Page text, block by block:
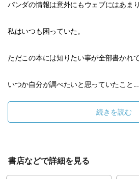
パンダの情報は意外にもウェブにはあま
私はいつも困っていた。
ただこの本には知りたい事が全部書かれて
いつか自分が調べたいと思っていたこと...
続きを読む
書店などで詳細を見る